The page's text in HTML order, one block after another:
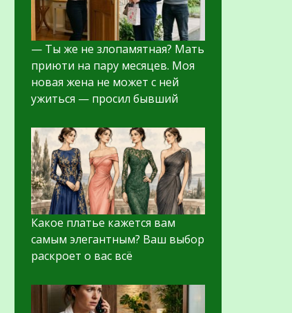
— Ты же не злопамятная? Мать
приюти на пару месяцев. Моя
новая жена не может с ней
ужиться — просил бывший
Какое платье кажется вам
самым элегантным? Ваш выбор
раскроет о вас всё